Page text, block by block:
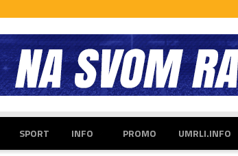
SPORT INFO PROMO UMRLI.INFO